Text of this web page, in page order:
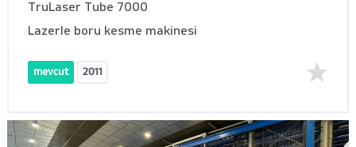
TruLaser Tube 7000
Lazerle boru kesme makinesi
mevcut 2011